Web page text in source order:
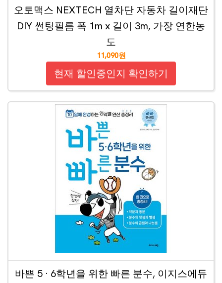
오토맥스 NEXTECH 열차단 자동차 길이재단
DIY 썬팅필름 폭 1m x 길이 3m, 가장 연한농
도
11,090원
현재 할인중인지 확인하기
바쁜 5 · 6학년을 위한 빠른 분수, 이지스에듀